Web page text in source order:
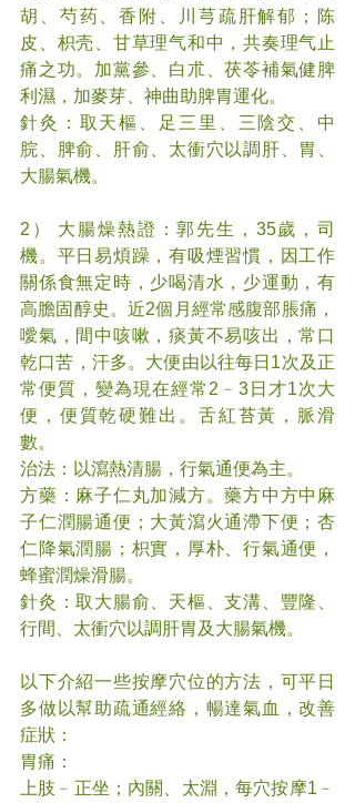
胡、芍药、香附、川芎疏肝解郁；陈
皮、枳壳、甘草理气和中，共奏理气止
痛之功。加黨參、白朮、茯苓補氣健脾
利濕，加麥芽、神曲助脾胃運化。
針灸：取天樞、足三里、三陰交、中
脘、脾俞、肝俞、太衝穴以調肝、胃、
大腸氣機。
2） 大腸燥熱證：郭先生，35歲，司
機。平日易煩躁，有吸煙習慣，因工作
關係食無定時，少喝清水，少運動，有
高膽固醇史。近2個月經常感腹部脹痛，
噯氣，間中咳嗽，痰黃不易咳出，常口
乾口苦，汗多。大便由以往每日1次及正
常便質，變為現在經常2﹣3日才1次大
便，便質乾硬難出。舌紅苔黃，脈滑
數。
治法：以瀉熱清腸，行氣通便為主。
方藥：麻子仁丸加減方。藥方中方中麻
子仁潤腸通便；大黃瀉火通滯下便；杏
仁降氣潤腸；枳實，厚朴、行氣通便，
蜂蜜潤燥滑腸。
針灸：取大腸俞、天樞、支溝、豐隆、
行間、太衝穴以調肝胃及大腸氣機。
以下介紹一些按摩穴位的方法，可平日
多做以幫助疏通經絡，暢達氣血，改善
症狀：
胃痛：
上肢﹣正坐；內關、太淵，每穴按摩1﹣